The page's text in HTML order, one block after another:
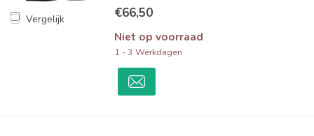
Vergelijk €66,50
Niet op voorraad
1 - 3 Werkdagen